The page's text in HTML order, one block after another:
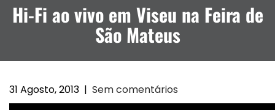
Hi-Fi ao vivo em Viseu na Feira de
São Mateus
31 Agosto, 2013 | Sem comentários